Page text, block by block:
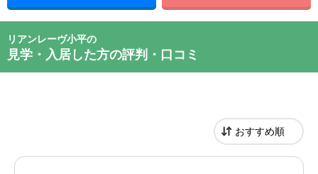
リアンレーヴ小平の
見学・入居した方の評判・口コミ